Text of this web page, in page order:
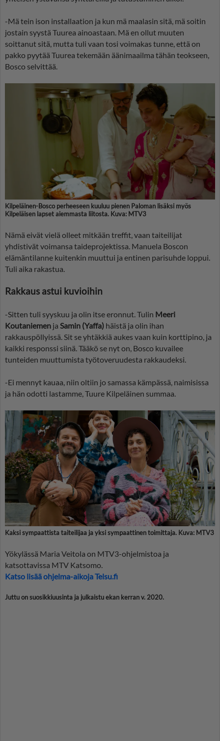
-Mä tein ison installaation ja kun mä maalasin sitä, mä soitin
jostain syystä Tuurea ainoastaan. Mä en ollut muuten
soittanut sitä, mutta tuli vaan tosi voimakas tunne, että on
pakko pyytää Tuurea tekemään äänimaailma tähän teokseen,
Bosco selvittää.
Kilpeläinen-Bosco perheeseen kuuluu pienen Paloman lisäksi myös
Kilpeläisen lapset aiemmasta liitosta. Kuva: MTV3
Nämä eivät vielä olleet mitkään treffit, vaan taiteilijat
yhdistivät voimansa taideprojektissa. Manuela Boscon
elämäntilanne kuitenkin muuttui ja entinen parisuhde loppui.
Tuli aika rakastua.
Rakkaus astui kuvioihin
-Sitten tuli syyskuu ja olin itse eronnut. Tulin Meeri
Koutaniemen ja Samin (Yaffa) häistä ja olin ihan
rakkauspöllyissä. Sit se yhtäkkiä aukes vaan kuin korttipino, ja
kaikki responssi siinä. Tääkö se nyt on, Bosco kuvailee
tunteiden muuttumista työtoveruudesta rakkaudeksi.
-Ei mennyt kauaa, niin oltiin jo samassa kämpässä, naimisissa
ja hän odotti lastamme, Tuure Kilpeläinen summaa.
Kaksi sympaattista taiteilijaa ja yksi sympaattinen toimittaja. Kuva: MTV3
Yökylässä Maria Veitola on MTV3-ohjelmistoa ja
katsottavissa MTV Katsomo.
Katso lisää ohjelma-aikoja Telsu.fi
Juttu on suosikkiuusinta ja julkaistu ekan kerran v. 2020.